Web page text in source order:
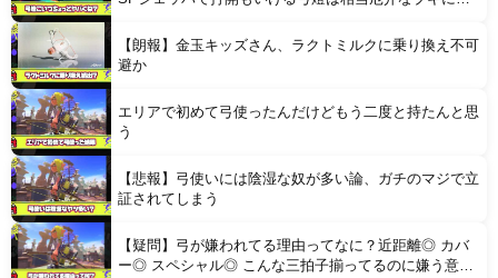
【朗報】金玉キッズさん、ラクトミルクに乗り換え不可
避か
エリアで初めて弓使ったんだけどもう二度と持たんと思
う
【悲報】弓使いには陰湿な奴が多い論、ガチのマジで立
証されてしまう
【疑問】弓が嫌われてる理由ってなに？近距離◎ カバ
ー◎ スペシャル◎ こんな三拍子揃ってるのに嫌う意味